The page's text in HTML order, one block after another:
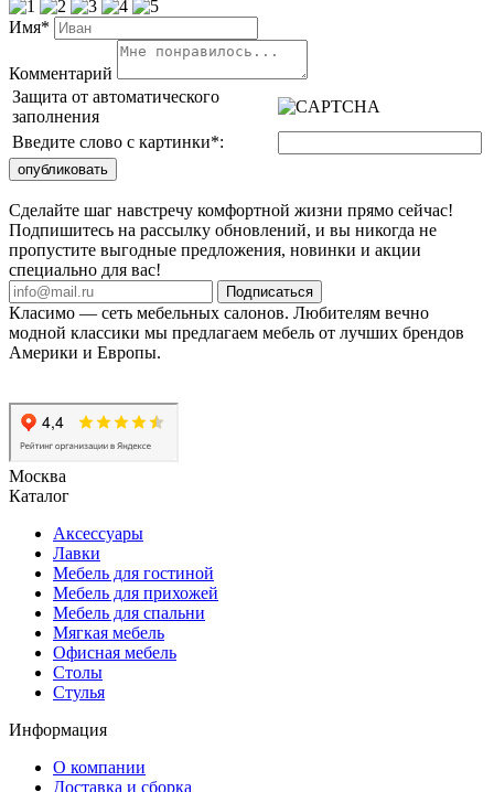
Имя*
Комментарий
Защита от автоматического
заполнения
Введите слово с картинки*:
Сделайте шаг навстречу комфортной жизни прямо сейчас!
Подпишитесь на рассылку обновлений, и вы никогда не
пропустите выгодные предложения, новинки и акции
специально для вас!
Подписаться
Класимо — cеть мебельных салонов. Любителям вечно
модной классики мы предлагаем мебель от лучших брендов
Америки и Европы.
Москва
Каталог
Аксессуары
Лавки
Мебель для гостиной
Мебель для прихожей
Мебель для спальни
Мягкая мебель
Офисная мебель
Столы
Стулья
Информация
О компании
Доставка и сборка